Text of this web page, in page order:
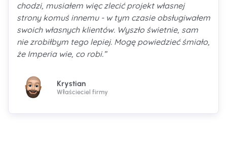
chodzi, musiałem więc zlecić projekt własnej
strony komuś innemu - w tym czasie obsługiwałem
swoich własnych klientów. Wyszło świetnie, sam
nie zrobiłbym tego lepiej. Mogę powiedzieć śmiało,
że Imperia wie, co robi.”
Krystian
Właścieciel firmy